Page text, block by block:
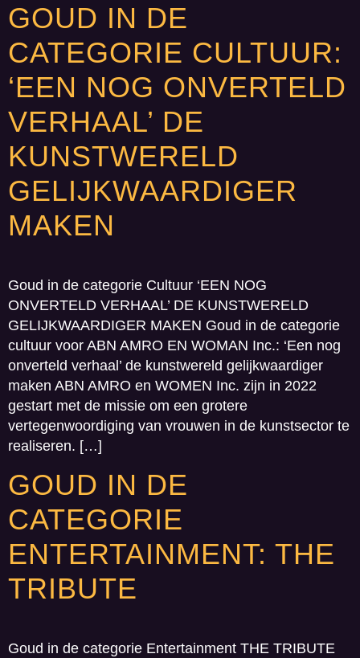
GOUD IN DE
CATEGORIE CULTUUR:
‘EEN NOG ONVERTELD
VERHAAL’ DE
KUNSTWERELD
GELIJKWAARDIGER
MAKEN
Goud in de categorie Cultuur ‘EEN NOG
ONVERTELD VERHAAL’ DE KUNSTWERELD
GELIJKWAARDIGER MAKEN Goud in de categorie
cultuur voor ABN AMRO EN WOMAN Inc.: ‘Een nog
onverteld verhaal’ de kunstwereld gelijkwaardiger
maken ABN AMRO en WOMEN Inc. zijn in 2022
gestart met de missie om een grotere
vertegenwoordiging van vrouwen in de kunstsector te
realiseren. […]
GOUD IN DE
CATEGORIE
ENTERTAINMENT: THE
TRIBUTE
Goud in de categorie Entertainment THE TRIBUTE